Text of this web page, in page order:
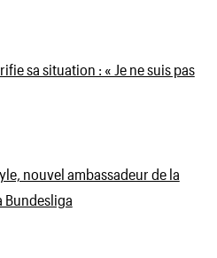
sa situation : « Je ne suis pas
nouvel ambassadeur de la
Bundesliga